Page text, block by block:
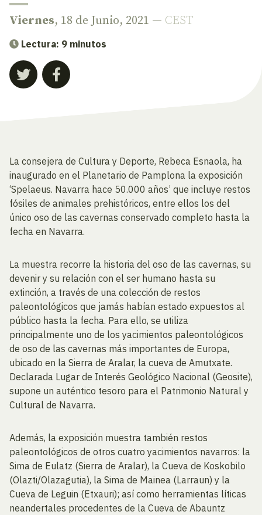
Viernes, 18 de Junio, 2021 — CEST
Lectura: 9 minutos
La consejera de Cultura y Deporte, Rebeca Esnaola, ha
inaugurado en el Planetario de Pamplona la exposición
‘Spelaeus. Navarra hace 50.000 años’ que incluye restos
fósiles de animales prehistóricos, entre ellos los del
único oso de las cavernas conservado completo hasta la
fecha en Navarra.
La muestra recorre la historia del oso de las cavernas, su
devenir y su relación con el ser humano hasta su
extinción, a través de una colección de restos
paleontológicos que jamás habían estado expuestos al
público hasta la fecha. Para ello, se utiliza
principalmente uno de los yacimientos paleontológicos
de oso de las cavernas más importantes de Europa,
ubicado en la Sierra de Aralar, la cueva de Amutxate.
Declarada Lugar de Interés Geológico Nacional (Geosite),
supone un auténtico tesoro para el Patrimonio Natural y
Cultural de Navarra.
Además, la exposición muestra también restos
paleontológicos de otros cuatro yacimientos navarros: la
Sima de Eulatz (Sierra de Aralar), la Cueva de Koskobilo
(Olazti/Olazagutia), la Sima de Mainea (Larraun) y la
Cueva de Leguin (Etxauri); así como herramientas líticas
neandertales procedentes de la Cueva de Abauntz